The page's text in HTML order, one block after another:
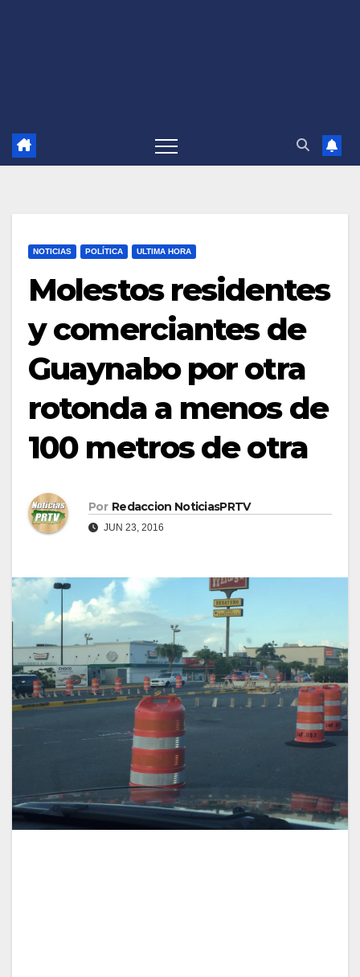
NOTICIAS POLÍTICA ULTIMA HORA
Molestos residentes
y comerciantes de
Guaynabo por otra
rotonda a menos de
100 metros de otra
Por Redaccion NoticiasPRTV
JUN 23, 2016